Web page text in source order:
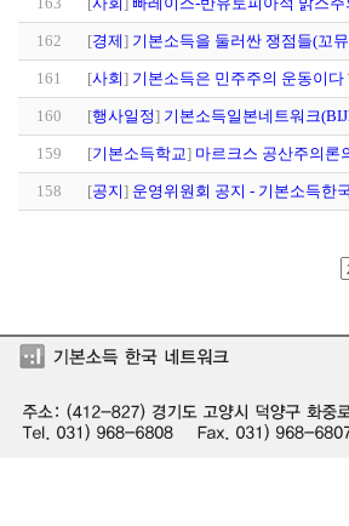
162 [경제] 기본소득을 둘러싼 쟁점들(꼬
161 [사회] 기본소득은 민주주의 운동이다
160 [행사일정] 기본소득일본네트워크
159 [기본소득학교] 마르크스 공산주의
158 [공지] 운영위원회 공지 - 기본소득한